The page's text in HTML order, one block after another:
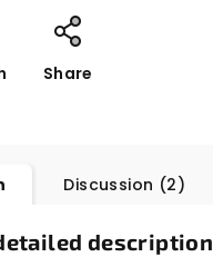
Share
Discussion (2)
description